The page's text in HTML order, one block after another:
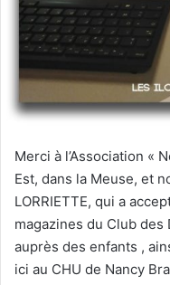
Merci à l’Association «
Est, dans la Meuse, et
LORRIETTE, qui a
magazines du Club
auprès des enfants ,
ici au CHU de Nancy